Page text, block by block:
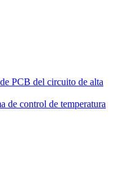
PCB del circuito de alta
de control de temperatura